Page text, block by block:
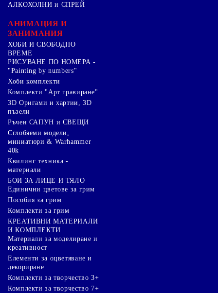
АЛКОХОЛНИ и СПРЕЙ
АНИМАЦИЯ И
ЗАНИМАНИЯ
ХОБИ И СВОБОДНО
ВРЕМЕ
РИСУВАНЕ ПО НОМЕРА -
"Painting by numbers"
Хоби комплекти
Комплекти "Арт гравиране"
3D Оригами и хартии, 3D
пъзели
Ръчен САПУН и СВЕЩИ
Сглобяеми модели,
миниатюри & Warhammer
40k
Квилинг техника -
материали
БОИ ЗА ЛИЦЕ И ТЯЛО
Единични цветове за грим
Пособия за грим
Комплекти за грим
КРЕАТИВНИ МАТЕРИАЛИ
И КОМПЛЕКТИ
Mатериали за моделиране и
креативност
Елементи за оцветяване и
декориране
Комплекти за творчество 3+
Комплекти за творчество 7+